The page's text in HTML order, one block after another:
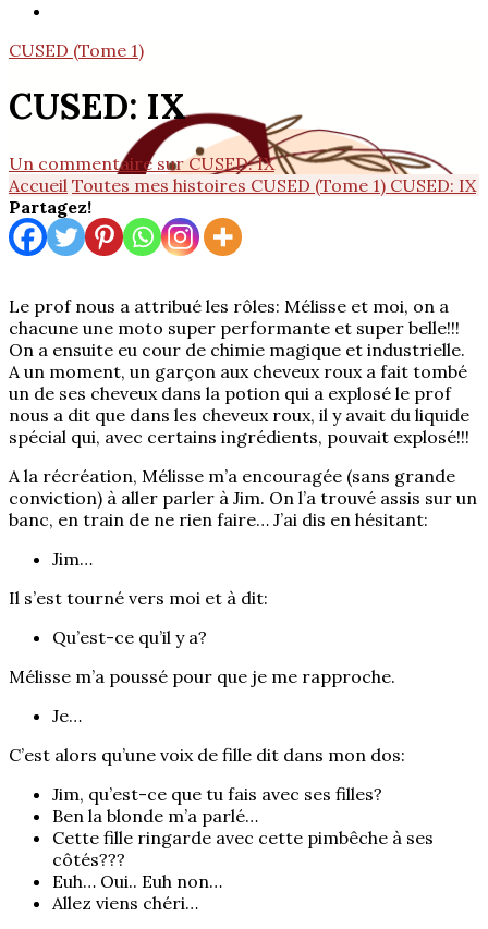
CUSED (Tome 1)
CUSED: IX
Un commentairesur CUSED: IX
Accueil Toutes mes histoires CUSED (Tome 1) CUSED: IX
Partagez!
Le prof nous a attribué les rôles: Mélisse et moi, on a
chacune une moto super performante et super belle!!!
On a ensuite eu cour de chimie magique et industrielle.
A un moment, un garçon aux cheveux roux a fait tombé
un de ses cheveux dans la potion qui a explosé le prof
nous a dit que dans les cheveux roux, il y avait du liquide
spécial qui, avec certains ingrédients, pouvait explosé!!!
A la récréation, Mélisse m’a encouragée (sans grande
conviction) à aller parler à Jim. On l’a trouvé assis sur un
banc, en train de ne rien faire… J’ai dis en hésitant:
Jim…
Il s’est tourné vers moi et à dit:
Qu’est-ce qu’il y a?
Mélisse m’a poussé pour que je me rapproche.
Je…
C’est alors qu’une voix de fille dit dans mon dos:
Jim, qu’est-ce que tu fais avec ses filles?
Ben la blonde m’a parlé…
Cette fille ringarde avec cette pimbêche à ses
côtés???
Euh… Oui.. Euh non…
Allez viens chéri…